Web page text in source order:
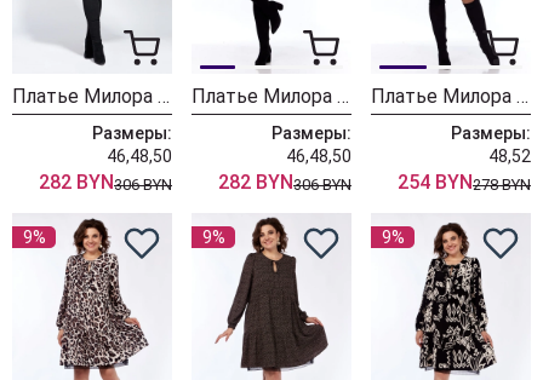
Платье Милора Стиль 1137 бордовый
Размеры:
46,48,50
282 BYN306 BYN
Платье Милора Стиль 1137 змеиный принт
Размеры:
46,48,50
282 BYN306 BYN
Платье Милора Стиль 1035 цветы
Размеры:
48,52
254 BYN278 BYN
9% 9% 9%